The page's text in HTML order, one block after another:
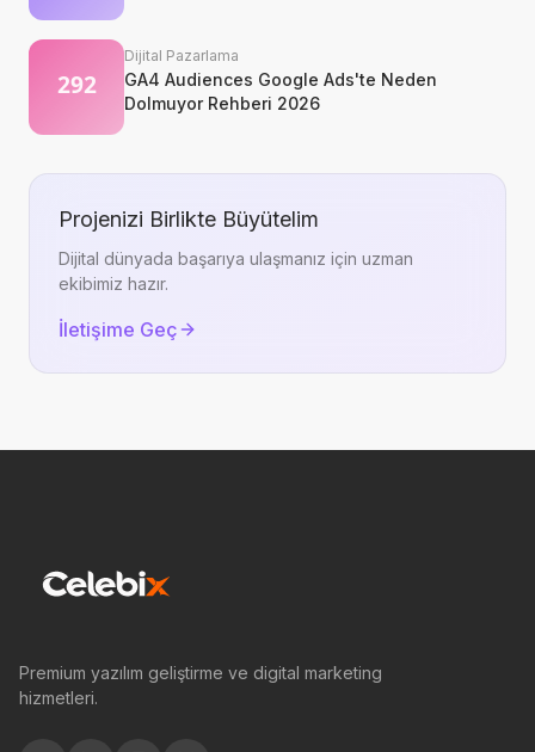
Dijital Pazarlama
GA4 Audiences Google Ads'te Neden
Dolmuyor Rehberi 2026
Projenizi Birlikte Büyütelim
Dijital dünyada başarıya ulaşmanız için uzman
ekibimiz hazır.
İletişime Geç
Premium yazılım geliştirme ve digital marketing
hizmetleri.